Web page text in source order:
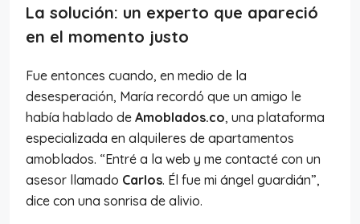
La solución: un experto que apareció
en el momento justo
Fue entonces cuando, en medio de la
desesperación, María recordó que un amigo le
había hablado de Amoblados.co, una plataforma
especializada en alquileres de apartamentos
amoblados. “Entré a la web y me contacté con un
asesor llamado Carlos. Él fue mi ángel guardián”,
dice con una sonrisa de alivio.